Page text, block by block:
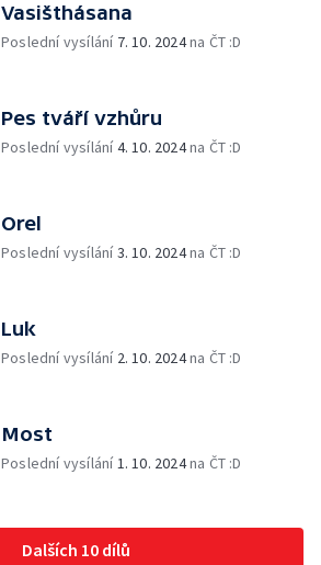
Vasišthásana
Poslední vysílání 7. 10. 2024na ČT :D
Pes tváří vzhůru
Poslední vysílání4. 10. 2024na ČT :D
Orel
Poslední vysílání3. 10. 2024na ČT :D
Luk
Poslední vysílání 2. 10. 2024na ČT :D
Most
Poslední vysílání1. 10. 2024na ČT :D
Dalších 10 dílů